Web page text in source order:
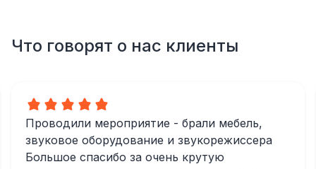
Что говорят о нас клиенты
Проводили мероприятие - брали мебель,
звуковое оборудование и звукорежиссера
Большое спасибо за очень крутую